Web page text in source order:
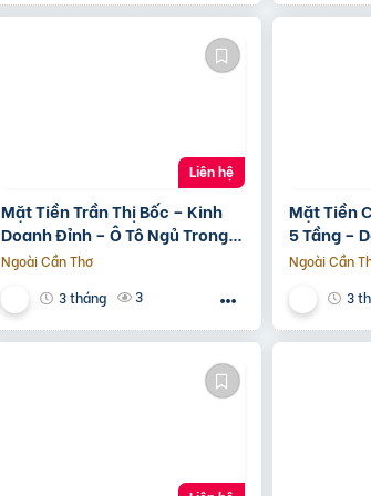
Mặt Tiền Trần Thị Bốc – Kinh
Doanh Đỉnh – Ô Tô Ngủ Trong
Nhà
Ngoài Cần Thơ
3 tháng
3
Liên hệ
Mặt Tiền
5 Tầng –
20Tr/
Ngoài Cần
3